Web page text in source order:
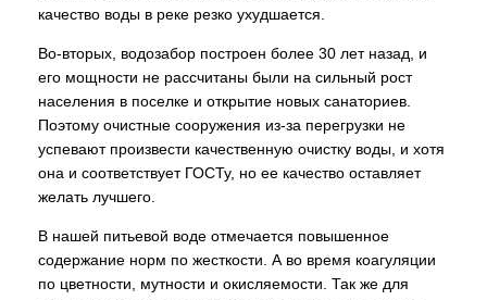
качество воды в реке резко ухудшается.
Во-вторых, водозабор построен более 30 лет назад, и
его мощности не рассчитаны были на сильный рост
населения в поселке и открытие новых санаториев.
Поэтому очистные сооружения из-за перегрузки не
успевают произвести качественную очистку воды, и хотя
она и соответствует ГОСТу, но ее качество оставляет
желать лучшего.
В нашей питьевой воде отмечается повышенное
содержание норм по жесткости. А во время коагуляции
по цветности, мутности и окисляемости. Так же для